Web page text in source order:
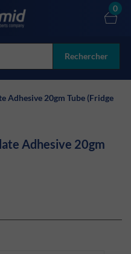
Rechercher
0
Adhesive 20gm Tube (Fridge
Adhesive 20gm